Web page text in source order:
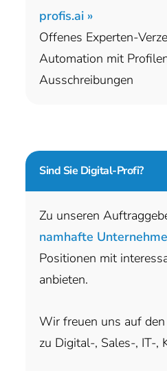
profis.ai »
Offenes Experten-
Automation mit
Ausschreibungen
Sind Sie Digital-Profi?
Zu unseren
namhafte
Positionen mit
anbieten.
Wir freuen uns auf
zu Digital-, Sales-, IT-,